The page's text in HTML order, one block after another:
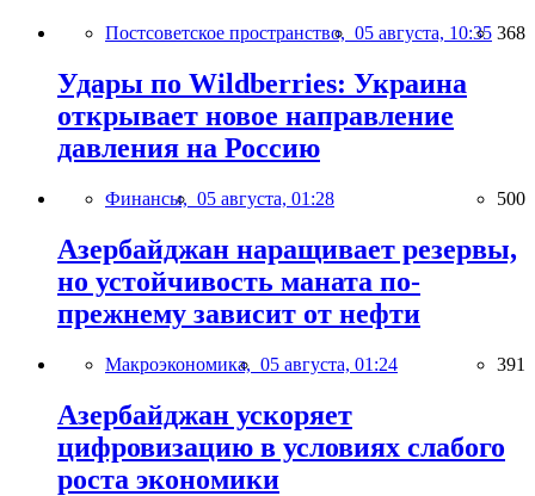
Постсоветское пространство, 05 августа, 10:35 368
Удары по Wildberries: Украина
открывает новое направление
давления на Россию
Финансы, 05 августа, 01:28 500
Азербайджан наращивает резервы,
но устойчивость маната по-
прежнему зависит от нефти
Макроэкономика, 05 августа, 01:24 391
Азербайджан ускоряет
цифровизацию в условиях слабого
роста экономики